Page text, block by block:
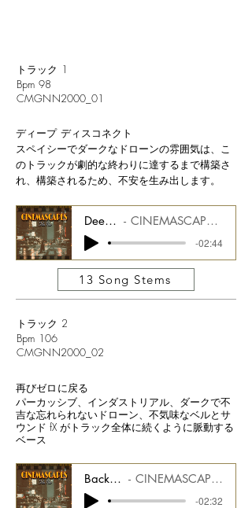
トラック 1
Bpm 98
CMGNN2000_01
ディープ ディスコネクト
スペイシーでダークなドローンの雰囲気は、こ
のトラックが劇的な終わりに達するまで構築さ
れ、構築されるため、不安を生み出します。
Deep Disconnect CINEMASCAPES FILM NOIR CMGCS2000_01
-02:44
13 Song Stems
トラック 2
Bpm 106
CMGNN2000_02
再びゼロに戻る
パーカッシブ、インダストリアル、ダークで不
吉な忘れられないドローン、不気味なベルとサ
ウンド fX がトラック全体に続くように脈動する
ベース
Back to Zero Again CINEMASCAPES FILM NOIR CMGCS2000_02
-02:32